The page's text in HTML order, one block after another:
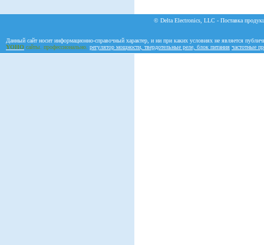
© Delta Electronics, LLC - Поставка
Данный сайт носит информационно-справочный характер, и ни при каких условиях не является
YOHO сайты. профессионально. регулятор мощности, твердотельные реле, блок питания частотные